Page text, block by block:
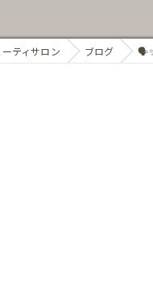
ティサロン ブログ